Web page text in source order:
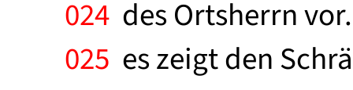
024 des Ortsherrn
025 es zeigt den